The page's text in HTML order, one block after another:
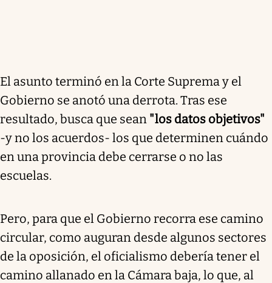
El asunto terminó en la Corte Suprema y el
Gobierno se anotó una derrota. Tras ese
resultado, busca que sean "los datos objetivos"
-y no los acuerdos- los que determinen cuándo
en una provincia debe cerrarse o no las
escuelas.
Pero, para que el Gobierno recorra ese camino
circular, como auguran desde algunos sectores
de la oposición, el oficialismo debería tener el
camino allanado en la Cámara baja, lo que, al